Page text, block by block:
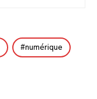
numérique